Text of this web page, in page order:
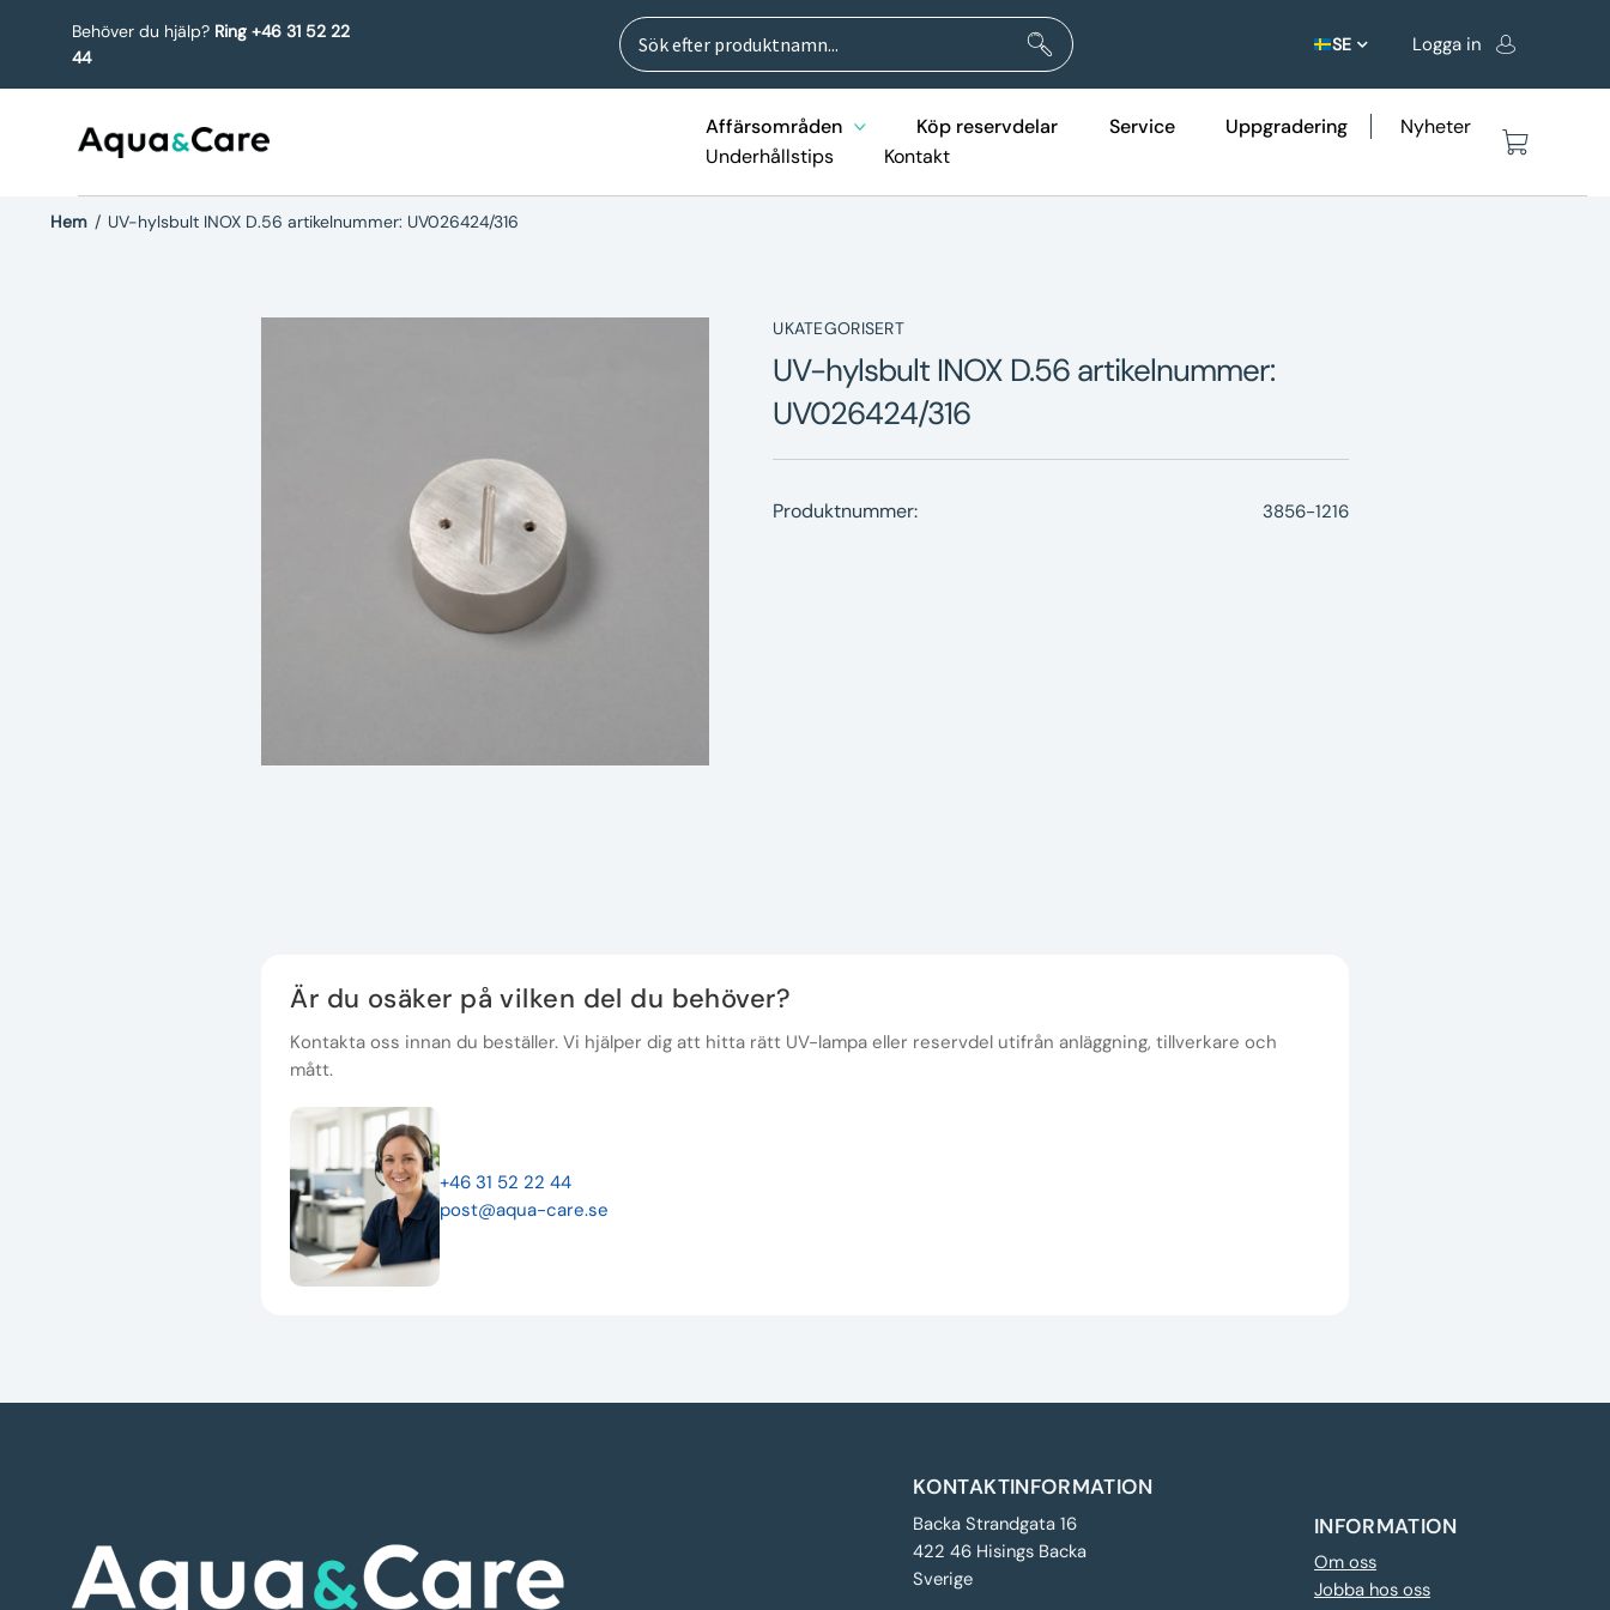
Behöver du hjälp? Ring +46 31 52 22
44
Sök
efter:
Sök
SE Logga in
Affärsområden Köp reservdelar Service Uppgradering
Nyheter
Underhållstips
Kontakt
Hem / UV-hylsbult INOX D.56 artikelnummer: UV026424/316
UKATEGORISERT
UV-hylsbult INOX D.56 artikelnummer:
UV026424/316
Produktnummer: 3856-1216
Är du osäker på vilken del du behöver?
Kontakta oss innan du beställer. Vi hjälper dig att hitta rätt UV-lampa eller reservdel utifrån anläggning, tillverkare och
mått.
+46 31 52 22 44
post@aqua-care.se
KONTAKTINFORMATION
Backa Strandgata 16
422 46 Hisings Backa
Sverige
INFORMATION
Om oss
Jobba hos oss